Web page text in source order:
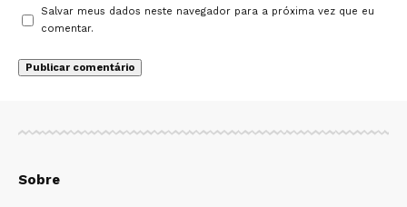
Salvar meus dados neste navegador para a próxima vez que eu
comentar.
Sobre